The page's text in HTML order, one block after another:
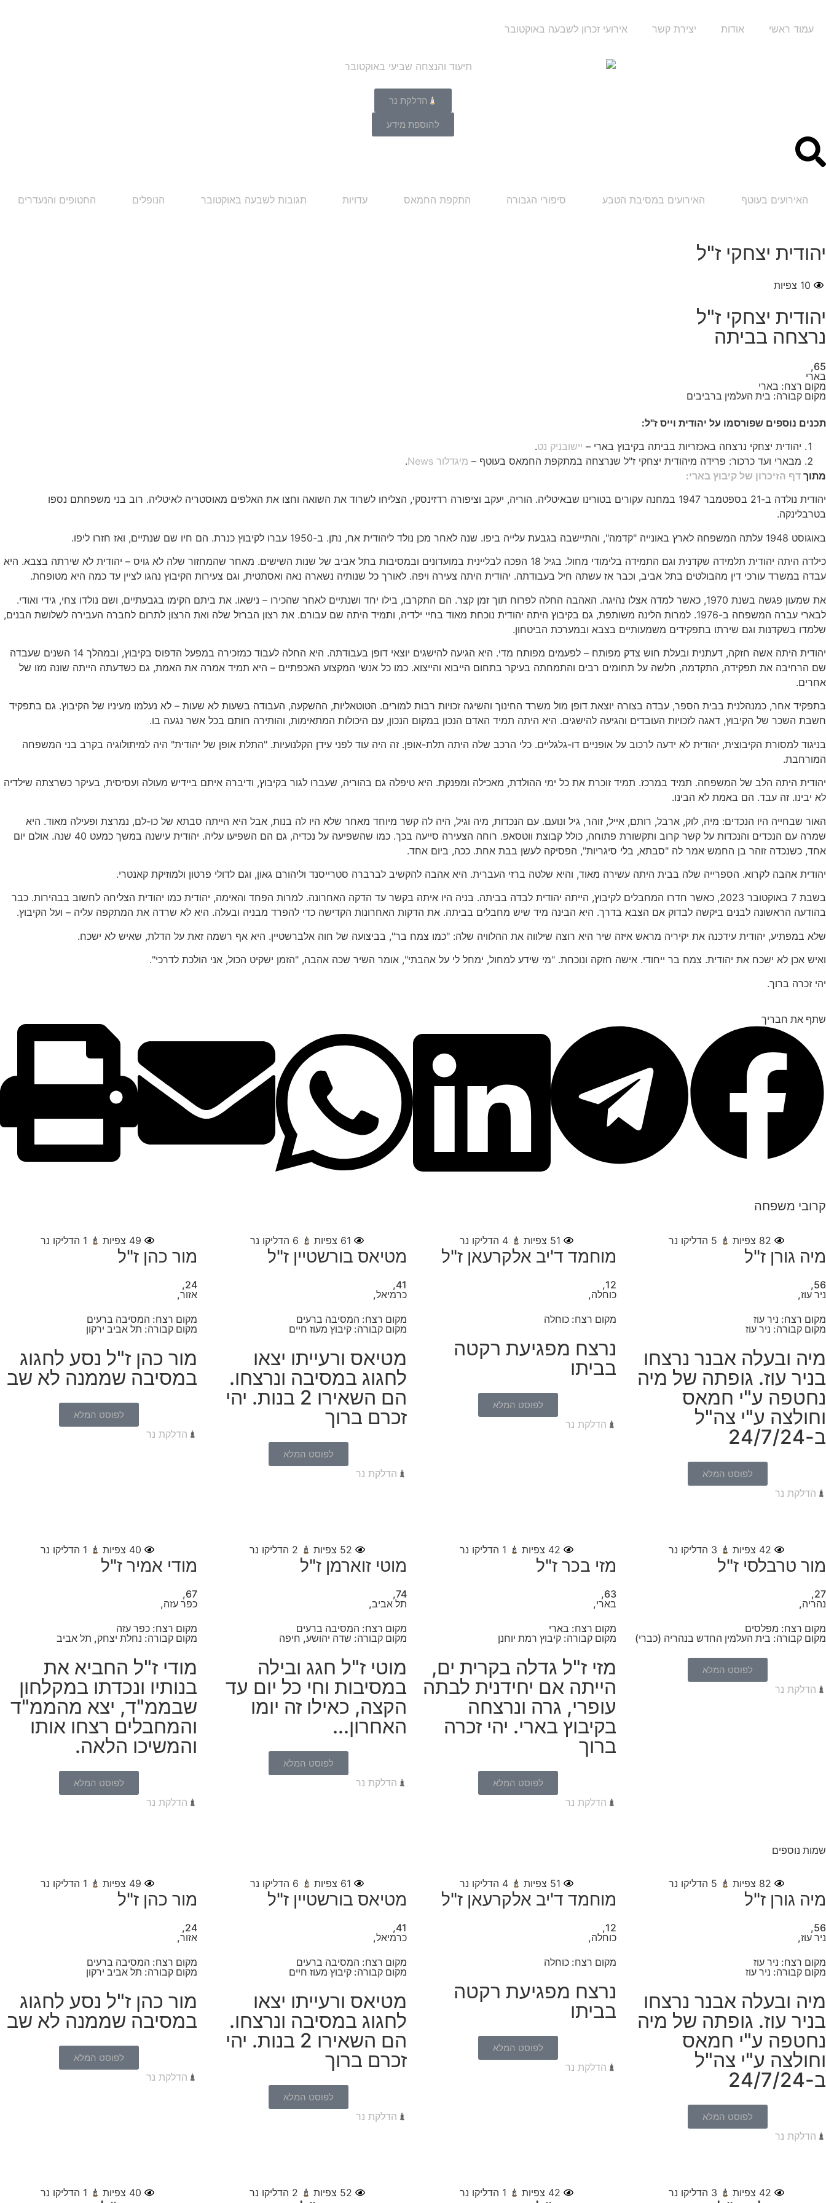
עמוד ראשי אודות יצירת קשר אירועי זכרון לשבעה באוקטובר
הדלקת נר
להוספת מידע
האירועים בעוטף האירועים במסיבת הטבע סיפורי הגבורה התקפת החמאס עדויות תגובות לשבעה באוקטובר הנופלים החטופים והנעדרים
יהודית יצחקי ז"ל
10 צפיות
יהודית יצחקי ז"ל
נרצחה בביתה
65,
בארי
מקום רצח: בארי
מקום קבורה: בית העלמין ברביבים
תכנים נוספים שפורסמו על יהודית וייס ז"ל:
יהודית יצחקי נרצחה באכזריות בביתה בקיבוץ בארי – יישובניק נט.
מבארי ועד כרכור: פרידה מיהודית יצחקי ז"ל שנרצחה במתקפת החמאס בעוטף – מיגדלור News
.
מתוך דף הזיכרון של קיבוץ בארי:
יהודית נולדה ב-21 בספטמבר 1947 במחנה עקורים בטורינו שבאיטליה. הוריה, יעקב וציפורה רדזינסקי, הצליחו לשרוד את השואה וחצו את האלפים מאוסטריה לאיטליה. רוב בני משפחתם נספו
בטרבלינקה.
באוגוסט 1948 עלתה המשפחה לארץ באונייה "קדמה", והתיישבה בגבעת עלייה ביפו. שנה לאחר מכן נולד ליהודית אח, נתן. ב-1950 עברו לקיבוץ כנרת. הם חיו שם שנתיים, ואז חזרו ליפו.
כילדה היתה יהודית תלמידה שקדנית וגם התמידה בלימודי מחול. בגיל 18 הפכה לבליינית במועדונים ובמסיבות בתל אביב של שנות השישים. מאחר שהמחזור שלה לא גויס – יהודית לא שירתה בצבא. היא
עבדה במשרד עורכי דין מהבולטים בתל אביב, וכבר אז עשתה חיל בעבודתה. יהודית היתה צעירה ויפה. לאורך כל שנותיה נשארה נאה ואסתטית, וגם צעירות הקיבוץ נהגו לציין עד כמה היא מטופחת.
את שמעון פגשה בשנת 1970, כאשר למדה אצלו נהיגה. האהבה החלה לפרוח תוך זמן קצר. הם התקרבו, בילו יחד ושנתיים לאחר שהכירו – נישאו. את ביתם הקימו בגבעתיים, ושם נולדו צחי, גידי ואודי.
לבארי עברה המשפחה ב-1976. למרות הלינה משותפת, גם בקיבוץ היתה יהודית נוכחת מאוד בחיי ילדיה, ותמיד היתה שם עבורם. את רצון הברזל שלה ואת הרצון לתרום לחברה העבירה לשלושת הבנים,
שלמדו בשקדנות וגם שירתו בתפקידים משמעותיים בצבא ובמערכת הביטחון.
יהודית היתה אשה חזקה, דעתנית ובעלת חוש צדק מפותח – לפעמים מפותח מדי. היא הגיעה להישגים יוצאי דופן בעבודתה. היא החלה לעבוד כמזכירה במפעל הדפוס בקיבוץ, ובמהלך 14 השנים שעבדה
שם הרחיבה את תפקידה, התקדמה, חלשה על תחומים רבים והתמחתה בעיקר בתחום הייבוא והייצוא. כמו כל אנשי המקצוע האכפתיים – היא תמיד אמרה את האמת, גם כשדעתה הייתה שונה מזו של
אחרים.
בתפקיד אחר, כמנהלנית בבית הספר, עבדה בצורה יוצאת דופן מול משרד החינוך והשיגה זכויות רבות למורים. הטוטאליות, ההשקעה, העבודה בשעות לא שעות – לא נעלמו מעיניו של הקיבוץ. גם בתפקיד
חשבת השכר של הקיבוץ, דאגה לזכויות העובדים והגיעה להישגים. היא היתה תמיד האדם הנכון במקום הנכון, עם היכולות המתאימות, והותירה חותם בכל אשר נגעה בו.
בניגוד למסורת הקיבוצית, יהודית לא ידעה לרכוב על אופניים דו-גלגליים. כלי הרכב שלה היתה תלת-אופן. זה היה עוד לפני עידן הקלנועיות. "התלת אופן של יהודית" היה למיתולוגיה בקרב בני המשפחה
המורחבת.
יהודית היתה הלב של המשפחה. תמיד במרכז. תמיד זוכרת את כל ימי ההולדת, מאכילה ומפנקת. היא טיפלה גם בהוריה, שעברו לגור בקיבוץ, ודיברה איתם ביידיש מעולה ועסיסית, בעיקר כשרצתה שילדיה
לא יבינו. זה עבד. הם באמת לא הבינו.
האור שבחייה היו הנכדים: מיה, לוק, ארבל, רותם, אייל, זוהר, גיל ונועם. עם הנכדות, מיה וגיל, היה לה קשר מיוחד מאחר שלא היו לה בנות, אבל היא הייתה סבתא של כו-לם, נמרצת ופעילה מאוד. היא
שמרה עם הנכדים והנכדות על קשר קרוב ותקשורת פתוחה, כולל קבוצת ווטסאפ. רוחה הצעירה סייעה בכך. כמו שהשפיעה על נכדיה, גם הם השפיעו עליה. יהודית עישנה במשך כמעט 40 שנה. אולם יום
אחד, כשנכדה זוהר בן החמש אמר לה "סבתא, בלי סיגריות", הפסיקה לעשן בבת אחת. ככה, ביום אחד.
יהודית אהבה לקרוא. הספרייה שלה בבית היתה עשירה מאוד, והיא שלטה ברזי העברית. היא אהבה להקשיב לברברה סטרייסנד וליהורם גאון, וגם לדולי פרטון ולמוזיקת קאנטרי.
בשבת 7 באוקטובר 2023, כאשר חדרו המחבלים לקיבוץ, הייתה יהודית לבדה בביתה. בניה היו איתה בקשר עד הדקה האחרונה. למרות הפחד והאימה, יהודית כמו יהודית הצליחה לחשוב בבהירות. כבר
בהודעה הראשונה לבנים ביקשה לבדוק אם הצבא בדרך. היא הבינה מיד שיש מחבלים בביתה. את הדקות האחרונות הקדישה כדי להפרד מבניה ובעלה. היא לא שרדה את המתקפה עליה – ועל הקיבוץ.
שלא במפתיע, יהודית עידכנה את יקיריה מראש איזה שיר היא רוצה שילווה את ההלוויה שלה: "כמו צמח בר", בביצועה של חוה אלברשטיין. היא אף רשמה זאת על הדלת, שאיש לא ישכח.
ואיש אכן לא ישכח את יהודית. צמח בר ייחודי. אישה חזקה ונוכחת. "מי שידע למחול, ימחל לי על אהבתי", אומר השיר שכה אהבה, "הזמן ישקיט הכול, אני הולכת לדרכי".
יהי זכרה ברוך.
שתף את חבריך
קרובי משפחה
82 צפיות 5 הדליקו נר
מיה גורן ז"ל
56,
ניר עוז,
מקום רצח: ניר עוז
מקום קבורה: ניר עוז
מיה ובעלה אבנר נרצחו
בניר עוז. גופתה של מיה
נחטפה ע"י חמאס
וחולצה ע"י צה"ל
ב-24/7/24
לפוסט המלא
הדלקת נר
51 צפיות 4 הדליקו נר
מוחמד ד'יב אלקרעאן ז"ל
12,
כוחלה,
מקום רצח: כוחלה
נרצח מפגיעת רקטה
בביתו
לפוסט המלא
הדלקת נר
61 צפיות 6 הדליקו נר
מטיאס בורשטיין ז"ל
41,
כרמיאל,
מקום רצח: המסיבה ברעים
מקום קבורה: קיבוץ מעוז חיים
מטיאס ורעייתו יצאו
לחגוג במסיבה ונרצחו.
הם השאירו 2 בנות. יהי
זכרם ברוך
לפוסט המלא
הדלקת נר
49 צפיות 1 הדליקו נר
מור כהן ז"ל
24,
אזור,
מקום רצח: המסיבה ברעים
מקום קבורה: תל אביב ירקון
מור כהן ז"ל נסע לחגוג
במסיבה שממנה לא שב
לפוסט המלא
הדלקת נר
42 צפיות 3 הדליקו נר
מור טרבלסי ז"ל
27,
נהריה,
מקום רצח: מפלסים
מקום קבורה: בית העלמין החדש בנהריה (כברי)
לפוסט המלא
הדלקת נר
42 צפיות 1 הדליקו נר
מזי בכר ז"ל
63,
בארי,
מקום רצח: בארי
מקום קבורה: קיבוץ רמת יוחנן
מזי ז"ל גדלה בקרית ים,
הייתה אם יחידנית לבתה
עופרי, גרה ונרצחה
בקיבוץ בארי. יהי זכרה
ברוך
לפוסט המלא
הדלקת נר
52 צפיות 2 הדליקו נר
מוטי זוארמן ז"ל
74,
תל אביב,
מקום רצח: המסיבה ברעים
מקום קבורה: שדה יהושע, חיפה
מוטי ז"ל חגג ובילה
במסיבות וחי כל יום עד
הקצה, כאילו זה יומו
האחרון...
לפוסט המלא
הדלקת נר
40 צפיות 1 הדליקו נר
מודי אמיר ז"ל
67,
כפר עזה,
מקום רצח: כפר עזה
מקום קבורה: נחלת יצחק, תל אביב
מודי ז"ל החביא את
בנותיו ונכדתו במקלחון
שבממ"ד, יצא מהממ"ד
והמחבלים רצחו אותו
והמשיכו הלאה.
לפוסט המלא
הדלקת נר
שמות נוספים
82 צפיות 5 הדליקו נר
מיה גורן ז"ל
56,
ניר עוז,
מקום רצח: ניר עוז
מקום קבורה: ניר עוז
מיה ובעלה אבנר נרצחו
בניר עוז. גופתה של מיה
נחטפה ע"י חמאס
וחולצה ע"י צה"ל
ב-24/7/24
לפוסט המלא
הדלקת נר
51 צפיות 4 הדליקו נר
מוחמד ד'יב אלקרעאן ז"ל
12,
כוחלה,
מקום רצח: כוחלה
נרצח מפגיעת רקטה
בביתו
לפוסט המלא
הדלקת נר
61 צפיות 6 הדליקו נר
מטיאס בורשטיין ז"ל
41,
כרמיאל,
מקום רצח: המסיבה ברעים
מקום קבורה: קיבוץ מעוז חיים
מטיאס ורעייתו יצאו
לחגוג במסיבה ונרצחו.
הם השאירו 2 בנות. יהי
זכרם ברוך
לפוסט המלא
הדלקת נר
49 צפיות 1 הדליקו נר
מור כהן ז"ל
24,
אזור,
מקום רצח: המסיבה ברעים
מקום קבורה: תל אביב ירקון
מור כהן ז"ל נסע לחגוג
במסיבה שממנה לא שב
לפוסט המלא
הדלקת נר
42 צפיות 3 הדליקו נר 42 צפיות 1 הדליקו נר 52 צפיות 2 הדליקו נר 40 צפיות 1 הדליקו נר